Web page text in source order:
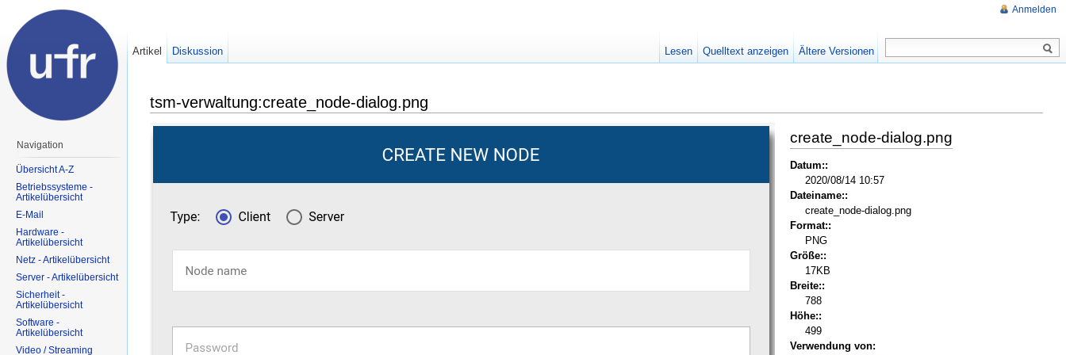
tsm-verwaltung:create_node-dialog.png
create_node-dialog.png
Datum::
2020/08/14 10:57
Dateiname::
create_node-dialog.png
Format::
PNG
Größe::
17KB
Breite::
788
Höhe::
499
Verwendung von:
Anmelden
Artikel Diskussion Lesen Quelltext anzeigen Ältere Versionen
Navigation
Übersicht A-Z
Betriebssysteme -
Artikelübersicht
E-Mail
Hardware -
Artikelübersicht
Netz - Artikelübersicht
Server - Artikelübersicht
Sicherheit -
Artikelübersicht
Software -
Artikelübersicht
Video / Streaming